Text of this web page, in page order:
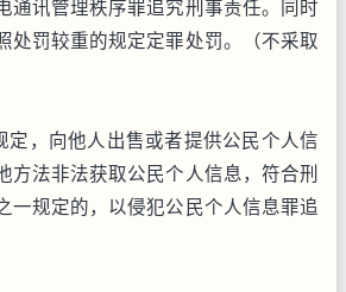
通讯管理秩序罪追究刑事责任。同时
处罚较重的规定定罪处罚。（不采取
定，向他人出售或者提供公民个人信
方法非法获取公民个人信息，符合刑
一规定的，以侵犯公民个人信息罪追